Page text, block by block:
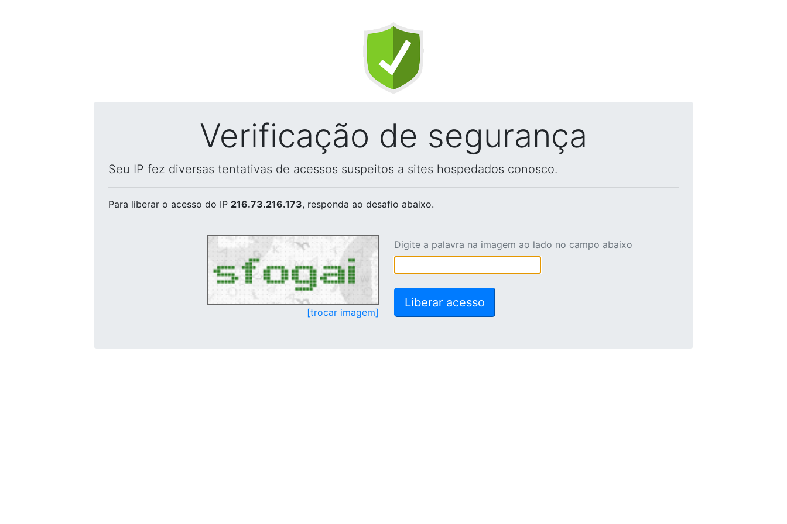
Verificação de segurança
Seu IP fez diversas tentativas de acessos suspeitos a sites hospedados conosco.
Para liberar o acesso do IP 216.73.216.173, responda ao desafio abaixo.
[trocar imagem]
Digite a palavra na imagem ao lado no campo abaixo